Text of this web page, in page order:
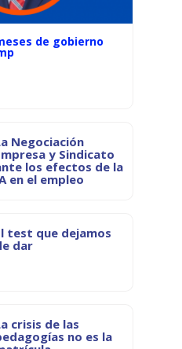
de gobierno
Negociación
y Sindicato
los efectos de la
en el empleo
test que dejamos
dar
crisis de las
no es la